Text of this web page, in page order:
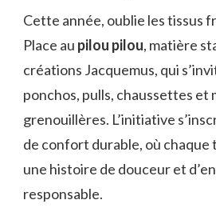
Cette année, oublie les tissus
Place au pilou pilou, matière
créations Jacquemus, qui
ponchos, pulls, chaussettes et
grenouillères. L’initiative
de confort durable, où
une histoire de douceur et
responsable.